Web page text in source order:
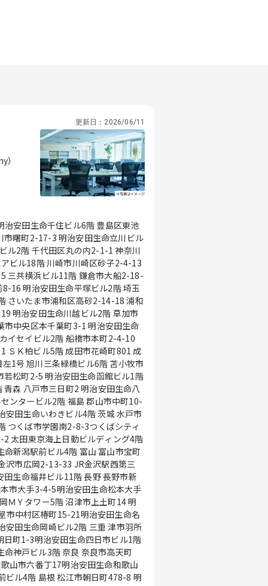
更新日： 2026/06/11
安田生命千住ビル6階 豊島区東池
曙町2-17-3 明治安田生命立川ビル
階 千代田区丸の内2-1-1 神奈川
ビル18階 川崎市川崎区砂子2-4-13
三共横浜ビル11階 鎌倉市大船2-18-
明治安田生命平塚ビル2階 埼玉
さいたま市浦和区高砂2-14-18 浦和
明治安田生命川越ビル2階 草加市
イセイビル2階 船橋市本町2-4-10
ＳＫ柏ビル5階 成田市花崎町801 成
松町2-5 明治安田生命函館ビル1階
いわきビル4階 茨城 水戸市
つくば市学園南2-8-3つくばシティ
ル4階 富山 富山市宝町
市大手3-4-5明治安田生命松本大手
崎ビル2階 三重 津市羽所
町1-3明治安田生命四日市ビル1階
奈良 奈良市高天町